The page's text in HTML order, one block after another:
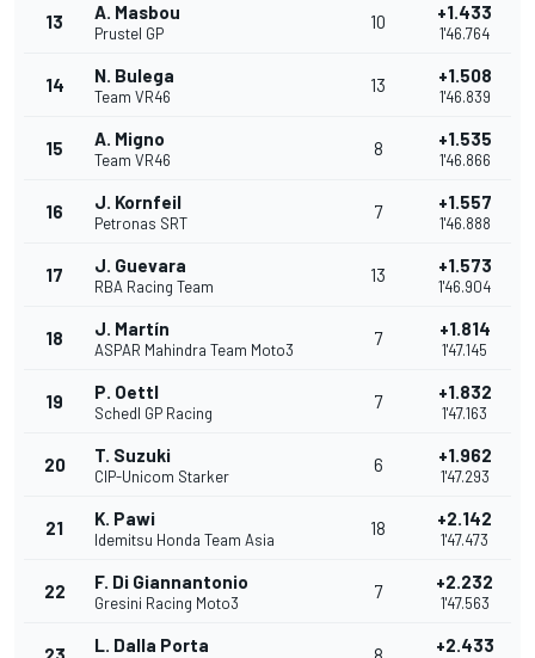
13 A. Masbou
Prustel GP
10 +1.433
1'46.764
14 N. Bulega
Team VR46
13 +1.508
1'46.839
15 A. Migno
Team VR46
8 +1.535
1'46.866
16 J. Kornfeil
Petronas SRT
7 +1.557
1'46.888
17 J. Guevara
RBA Racing Team
13 +1.573
1'46.904
18 J. Martín
ASPAR Mahindra Team Moto3
7 +1.814
1'47.145
19 P. Oettl
Schedl GP Racing
7 +1.832
1'47.163
20 T. Suzuki
CIP-Unicom Starker
6 +1.962
1'47.293
21 K. Pawi
Idemitsu Honda Team Asia
18 +2.142
1'47.473
22 F. Di Giannantonio
Gresini Racing Moto3
7 +2.232
1'47.563
L. Dalla Porta +2.433